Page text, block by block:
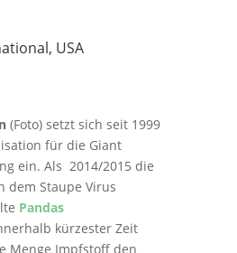
USA
(Foto)setzt sich seit 1999
für die Giant
ein. Als 2014/2015 die
dem Staupe Virus
Pandas
kürzester Zeit
Menge Impfstoff den